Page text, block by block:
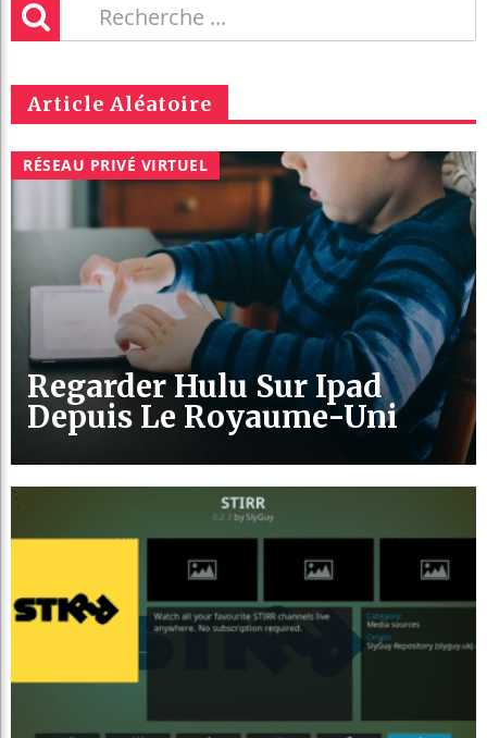
Article Aléatoire
RÉSEAU PRIVÉ VIRTUEL
Regarder Hulu Sur Ipad
Depuis Le Royaume-Uni